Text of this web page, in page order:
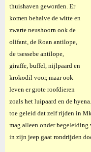
thuishaven geworden. Er
komen behalve de witte en
zwarte neushoorn ook de
olifant, de Roan antilope,
de tsessebe antilope,
giraffe, buffel, nijlpaard en
krokodil voor, maar ook
leven er grote roofdieren
zoals het luipaard en de
toe geleid dat zelf rijden in
mag alleen onder begeleiding
in zijn jeep gaat rondrijden